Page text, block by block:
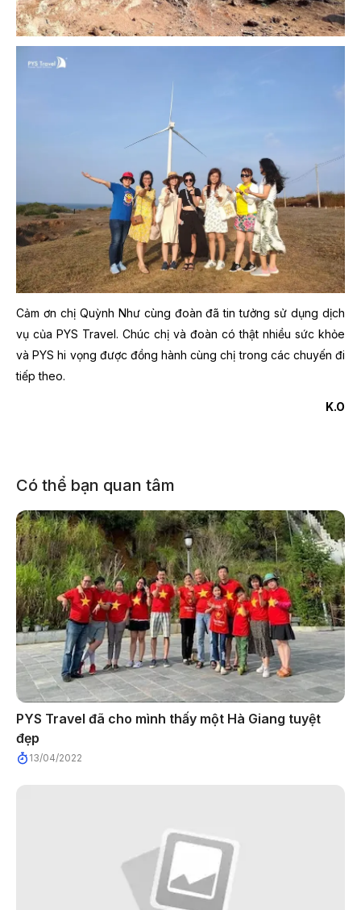
Cảm ơn chị Quỳnh Như cùng đoàn đã tin tưởng sử dụng dịch
vụ của PYS Travel. Chúc chị và đoàn có thật nhiều sức khỏe
và PYS hi vọng được đồng hành cùng chị trong các chuyến đi
tiếp theo.
K.O
Có thể bạn quan tâm
PYS Travel đã cho mình thấy một Hà Giang tuyệt
đẹp
13/04/2022